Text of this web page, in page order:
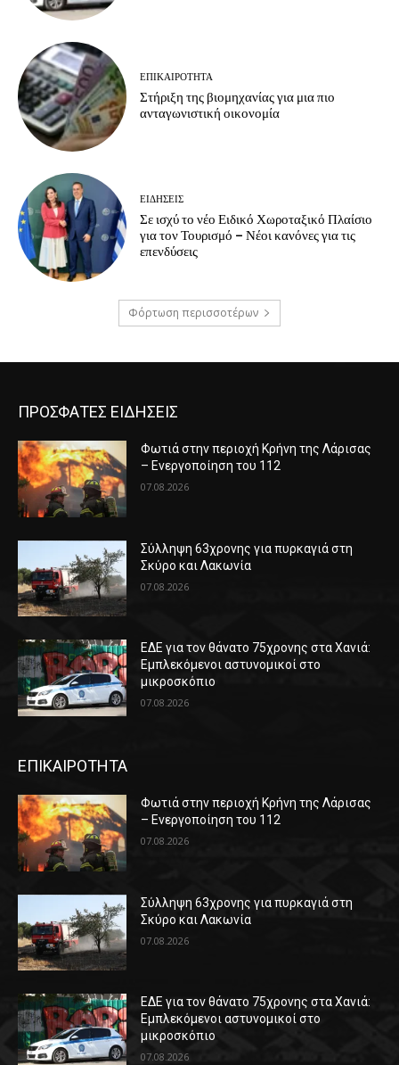
ΕΠΙΚΑΙΡΟΤΗΤΑ
Στήριξη της βιομηχανίας για μια πιο
ανταγωνιστική οικονομία
ΕΙΔΗΣΕΙΣ
Σε ισχύ το νέο Ειδικό Χωροταξικό Πλαίσιο
για τον Τουρισμό – Νέοι κανόνες για τις
επενδύσεις
Φόρτωση περισσοτέρων
ΠΡΟΣΦΑΤΕΣ ΕΙΔΗΣΕΙΣ
Φωτιά στην περιοχή Κρήνη της Λάρισας
– Ενεργοποίηση του 112
07.08.2026
Σύλληψη 63χρονης για πυρκαγιά στη
Σκύρο και Λακωνία
07.08.2026
ΕΔΕ για τον θάνατο 75χρονης στα Χανιά:
Εμπλεκόμενοι αστυνομικοί στο
μικροσκόπιο
07.08.2026
ΕΠΙΚΑΙΡΟΤΗΤΑ
Φωτιά στην περιοχή Κρήνη της Λάρισας
– Ενεργοποίηση του 112
07.08.2026
Σύλληψη 63χρονης για πυρκαγιά στη
Σκύρο και Λακωνία
07.08.2026
ΕΔΕ για τον θάνατο 75χρονης στα Χανιά:
Εμπλεκόμενοι αστυνομικοί στο
μικροσκόπιο
07.08.2026